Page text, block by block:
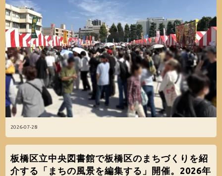
2026-07-28
板橋区立中央図書館で板橋区のまちづくりを紹
介する「まちの風景を編集する」開催。2026年